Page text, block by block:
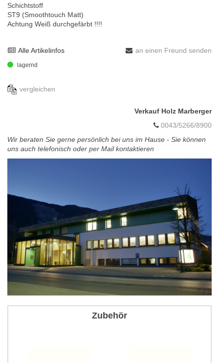
Schichtstoff
ST9 (Smoothtouch Matt)
Achtung Weiß durchgefärbt !!!!
Alle Artikelinfos an einen Freund senden
lagernd
vergleichen
Verkauf Holz Marberger
0043/5266/8900
Wir beraten Sie gerne persönlich bei uns im Hause - Sie können
uns auch telefonisch oder per Mail kontaktieren
Zubehör